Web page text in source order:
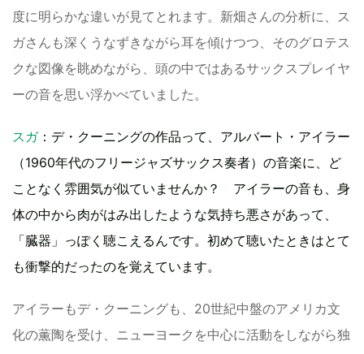
度に明らかな違いが見てとれます。新畑さんの分析に、ス
ガさんも深くうなずきながら耳を傾けつつ、そのグロテス
クな図像を眺めながら、頭の中ではあるサックスプレイヤ
ーの音を思い浮かべていました。
スガ：デ・クーニングの作品って、アルバート・アイラー
（1960年代のフリージャズサックス奏者）の音楽に、ど
ことなく雰囲気が似ていませんか？ アイラーの音も、身
体の中から肉がはみ出したような気持ち悪さがあって、
「臓器」っぽく聴こえるんです。初めて聴いたときはとて
も衝撃的だったのを覚えています。
アイラーもデ・クーニングも、20世紀中盤のアメリカ文
化の薫陶を受け、ニューヨークを中心に活動をしながら独